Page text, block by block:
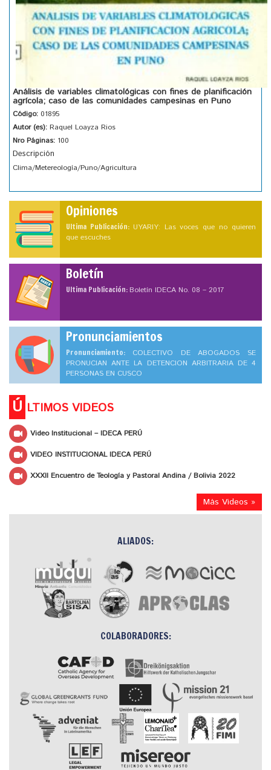
Análisis de variables climatológicas con fines de planificación
agrícola; caso de las comunidades campesinas en Puno
Código: 01895
Autor (es): Raquel Loayza Rios
Nro Páginas: 100
Descripción
Clima/Metereología/Puno/Agricultura
Opiniones
Ultima Publicación: UYARIY: Las voces que no quieren
que escuches
Boletín
Ultima Publicación:Boletín IDECA No. 08 – 2017
Pronunciamientos
Pronunciamiento: COLECTIVO DE ABOGADOS SE
PRONUCIAN ANTE LA DETENCION ARBITRARIA DE 4
PERSONAS EN CUSCO
Ú LTIMOS VIDEOS
Video Institucional – IDECA PERÚ
VIDEO INSTITUCIONAL IDECA PERÚ
XXXII Encuentro de Teología y Pastoral Andina / Bolivia 2022
Más Videos »
ALIADOS:
COLABORADORES: